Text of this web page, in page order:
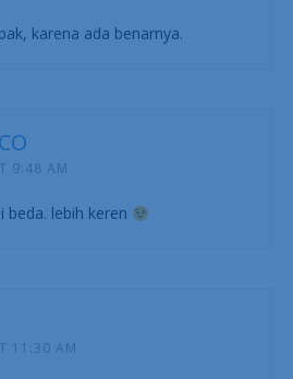
karena ada benarnya.
9:48 AM
beda. lebih keren
11:30 AM